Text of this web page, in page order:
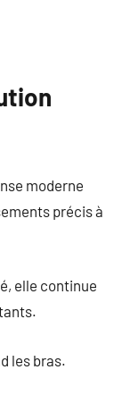
moderne
précis à
elle continue
les bras.